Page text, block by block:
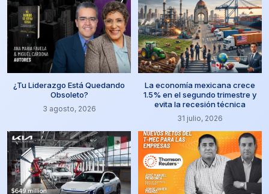
¿Tu Liderazgo Está Quedando
Obsoleto?
3 agosto, 2026
La economía mexicana crece
1.5% en el segundo trimestre y
evita la recesión técnica
31 julio, 2026